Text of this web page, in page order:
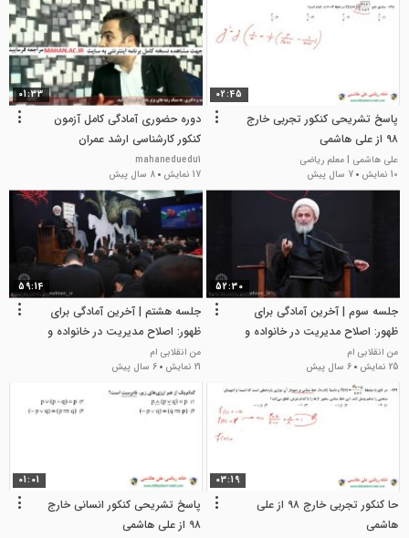
02:45
پاسخ تشریحی کنکور تجربی خارج
۹۸ از علی هاشمی
علی هاشمی | معلم ریاضی
10 نمایش
7 سال پیش
01:33
دوره حضوری آمادگی کامل آزمون
کنکور کارشناسی ارشد عمران
mahaneduedu1
17 نمایش
8 سال پیش
52:30
جلسه سوم | آخرین آمادگی برای
ظهور: اصلاح مدیریت در خانواده و
جامعه
من انقلابی ام
25 نمایش
6 سال پیش
59:14
جلسه هشتم | آخرین آمادگی برای
ظهور: اصلاح مدیریت در خانواده و
جامعه
من انقلابی ام
21 نمایش
6 سال پیش
03:19
حا کنکور تجربی خارج ۹۸ از علی
هاشمی
01:01
پاسخ تشریحی کنکور انسانی خارج
۹۸ از علی هاشمی